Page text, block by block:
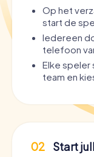
Op het
start de
Iedereen
telefoon
Elke speler
team en
02 Start